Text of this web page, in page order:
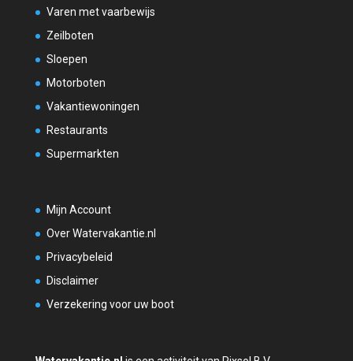
Varen met vaarbewijs
Zeilboten
Sloepen
Motorboten
Vakantiewoningen
Restaurants
Supermarkten
Mijn Account
Over Watervakantie.nl
Privacybeleid
Disclaimer
Verzekering voor uw boot